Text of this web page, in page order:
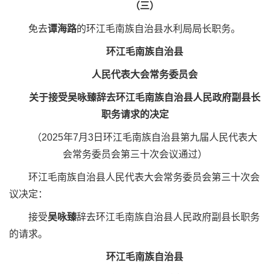
（三）
免去谭海路的环江毛南族自治县水利局局长职务。
环江毛南族自治县
人民代表大会常务委员会
关于接受吴咏臻辞去环江毛南族自治县人民政府副县长
职务请求的决定
（2025年7月3日环江毛南族自治县第九届人民代表大
会常务委员会第三十次会议通过）
环江毛南族自治县人民代表大会常务委员会第三十次会
议决定：
接受吴咏臻辞去环江毛南族自治县人民政府副县长职务
的请求。
环江毛南族自治县